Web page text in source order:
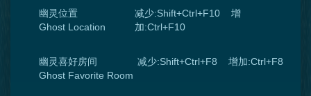
幽灵位置
Ghost Location
减少:Shift+Ctrl+F10 增
加:Ctrl+F10
幽灵喜好房间
Ghost Favorite Room
减少:Shift+Ctrl+F8 增加:Ctrl+F8